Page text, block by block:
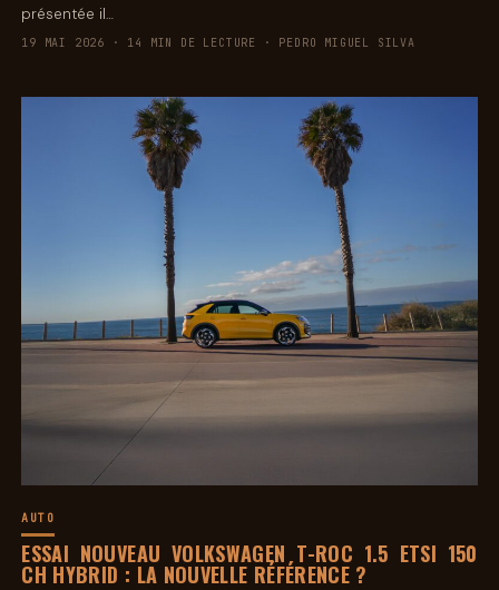
présentée il…
19 MAI 2026 · 14 MIN DE LECTURE · PEDRO MIGUEL SILVA
AUTO
ESSAI NOUVEAU VOLKSWAGEN T-ROC 1.5 ETSI 150
CH HYBRID : LA NOUVELLE RÉFÉRENCE ?